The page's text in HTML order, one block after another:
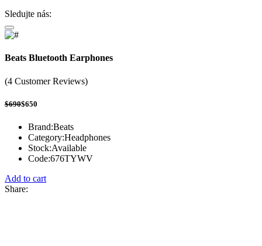
Sledujte nás:
Beats Bluetooth Earphones
(4 Customer Reviews)
$690$650
Brand:Beats
Category:Headphones
Stock:Available
Code:676TYWV
Add to cart
Share: